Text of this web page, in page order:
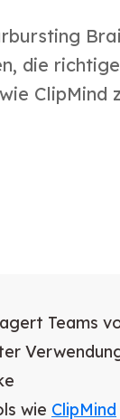
die
ClipMind
Teams
wie ClipMind